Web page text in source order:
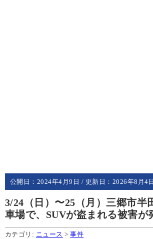
公開日： 2024年4月9日 / 更新日： 2026年8月4日
3/24（日）〜25（月）三郷市半
車場で、SUVが盗まれる被害が
カテゴリ: ニュース >事件